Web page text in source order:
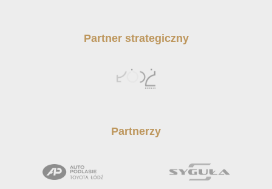
Partner strategiczny
Partnerzy